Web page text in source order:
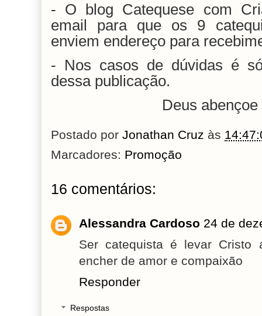
- O blog Catequese com
email para que os 9
enviem endereço para
- Nos casos de dúvidas é
dessa publicação.
Deus
Postado por Jonathan Cruz às
Marcadores: Promoção
16 comentários:
Alessandra Cardoso 24 de
Ser catequista é levar Cristo
encher de amor e compaixão
Responder
Respostas